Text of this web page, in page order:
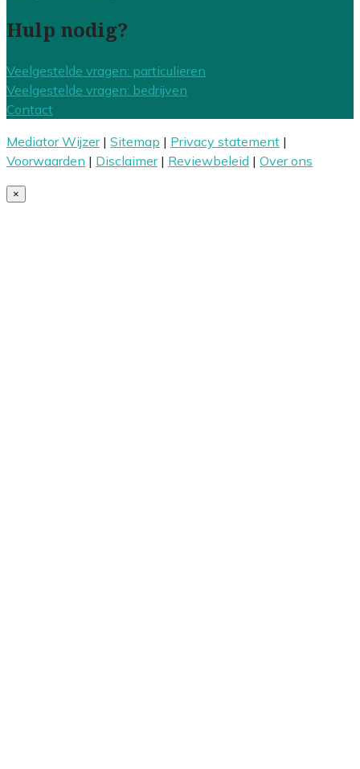
Hulp nodig?
Veelgestelde vragen: particulieren
Veelgestelde vragen: bedrijven
Contact
Mediator Wijzer| Sitemap | Privacy statement |
Voorwaarden | Disclaimer| Reviewbeleid | Over ons
×